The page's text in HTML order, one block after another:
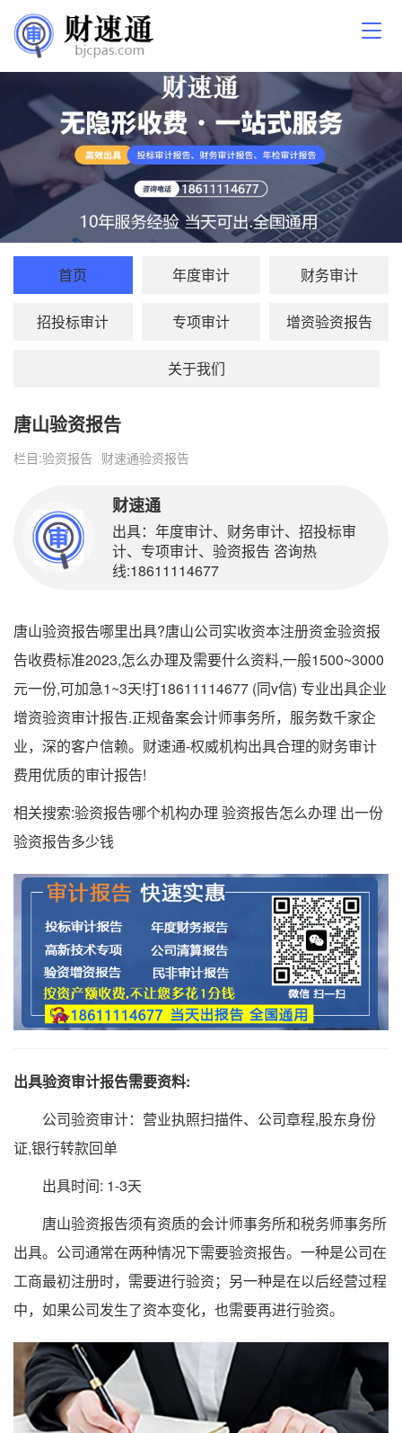
首页 年度审计 财务审计
招投标审计 专项审计 增资验资报告
关于我们
唐山验资报告
栏目:验资报告 财速通验资报告
财速通
出具：年度审计、财务审计、招投标审
计、专项审计、验资报告 咨询热
线:18611114677
唐山验资报告哪里出具?唐山公司实收资本注册资金验资报
告收费标准2023,怎么办理及需要什么资料,一般1500~3000
元一份,可加急1~3天!打18611114677 (同v信) 专业出具企业
增资验资审计报告.正规备案会计师事务所，服务数千家企
业，深的客户信赖。财速通-权威机构出具合理的财务审计
费用优质的审计报告!
相关搜索:验资报告哪个机构办理 验资报告怎么办理 出一份
验资报告多少钱
出具验资审计报告需要资料:
公司验资审计：营业执照扫描件、公司章程,股东身份
证,银行转款回单
出具时间: 1-3天
唐山验资报告须有资质的会计师事务所和税务师事务所
出具。公司通常在两种情况下需要验资报告。一种是公司在
工商最初注册时，需要进行验资；另一种是在以后经营过程
中，如果公司发生了资本变化，也需要再进行验资。